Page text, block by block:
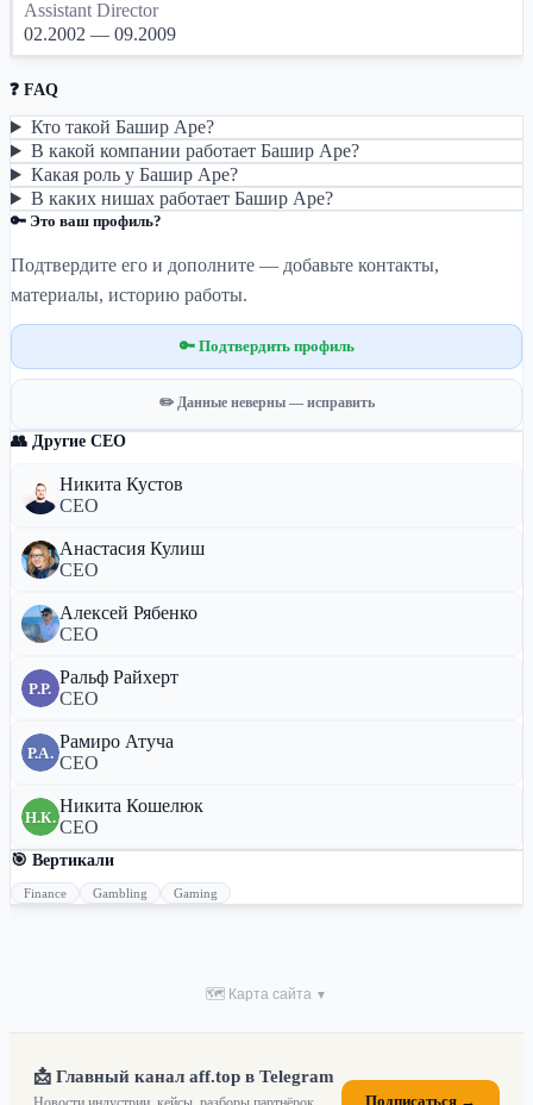
Assistant Director
02.2002 — 09.2009
❓ FAQ
Кто такой Башир Аре?
В какой компании работает Башир Аре?
Какая роль у Башир Аре?
В каких нишах работает Башир Аре?
🔑 Это ваш профиль?
Подтвердите его и дополните — добавьте контакты,
материалы, историю работы.
🔑 Подтвердить профиль
✏️ Данные неверны — исправить
👥 Другие CEO
Никита Кустов
CEO
Анастасия Кулиш
CEO
Алексей Рябенко
CEO
Р.Р.
Ральф Райхерт
CEO
Р.А.
Рамиро Атуча
CEO
Н.К.
Никита Кошелюк
CEO
🎯 Вертикали
Finance Gambling Gaming
🗺 Карта сайта ▼
📩 Главный канал aff.top в Telegram
Подписаться →